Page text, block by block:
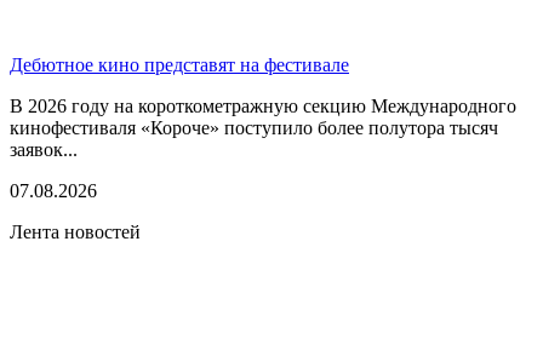
Дебютное кино представят на фестивале
В 2026 году на короткометражную секцию Международного
кинофестиваля «Короче» поступило более полутора тысяч
заявок...
07.08.2026
Лента новостей